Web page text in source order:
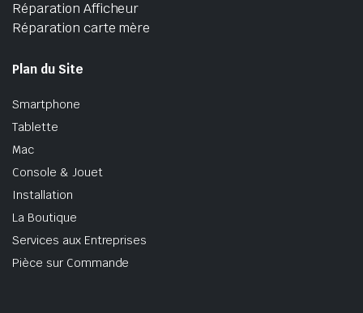
Réparation Afficheur
Réparation carte mère
Plan du Site
Smartphone
Tablette
Mac
Console & Jouet
Installation
La Boutique
Services aux Entreprises
Pièce sur Commande